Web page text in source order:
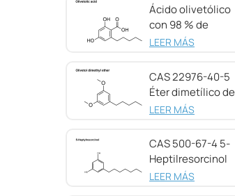
Ácido olivetólico
con 98 % de
pureza CAS 491-
LEER MÁS
CAS 22976-40-5
Éter dimetílico de
olivetol, 98 %
LEER MÁS
CAS 500-67-4 5-
Heptilresorcinol
con 99 % de
LEER MÁS